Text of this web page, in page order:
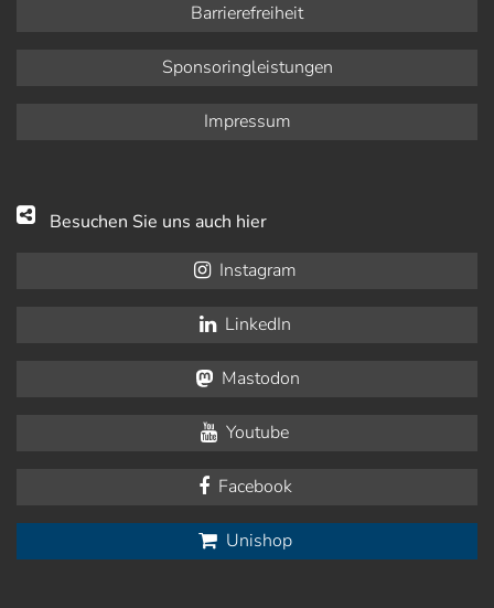
Barrierefreiheit
Sponsoringleistungen
Impressum
Besuchen Sie uns auch hier
Instagram
LinkedIn
Mastodon
Youtube
Facebook
Unishop